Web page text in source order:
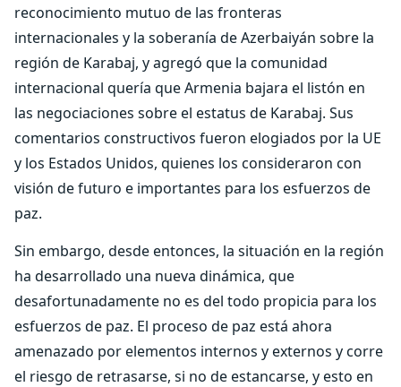
reconocimiento mutuo de las fronteras
internacionales y la soberanía de Azerbaiyán sobre la
región de Karabaj, y agregó que la comunidad
internacional quería que Armenia bajara el listón en
las negociaciones sobre el estatus de Karabaj. Sus
comentarios constructivos fueron elogiados por la UE
y los Estados Unidos, quienes los consideraron con
visión de futuro e importantes para los esfuerzos de
paz.
Sin embargo, desde entonces, la situación en la región
ha desarrollado una nueva dinámica, que
desafortunadamente no es del todo propicia para los
esfuerzos de paz. El proceso de paz está ahora
amenazado por elementos internos y externos y corre
el riesgo de retrasarse, si no de estancarse, y esto en